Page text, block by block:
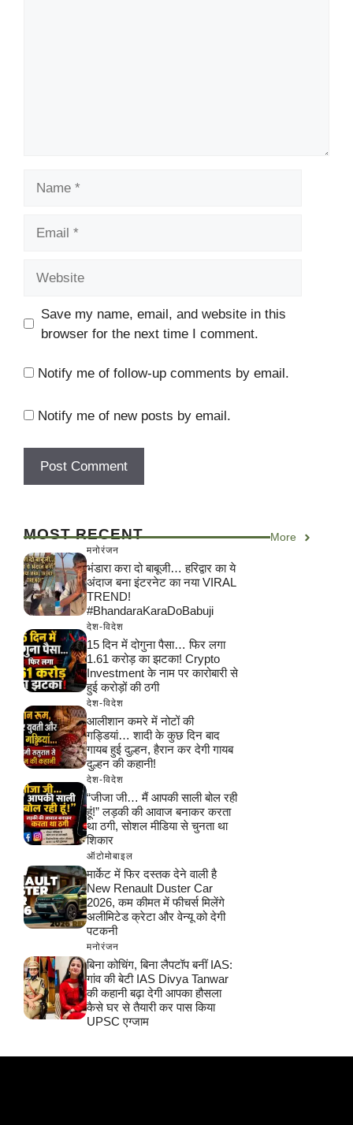
Save my name, email, and website in this
browser for the next time I comment.
Notify me of follow-up comments by email.
Notify me of new posts by email.
MOST RECENT More
मनोरंजन
भंडारा करा दो बाबूजी… हरिद्वार का ये
अंदाज बना इंटरनेट का नया VIRAL
TREND!
#BhandaraKaraDoBabuji
देश-विदेश
15 दिन में दोगुना पैसा… फिर लगा
1.61 करोड़ का झटका! Crypto
Investment के नाम पर कारोबारी से
हुई करोड़ों की ठगी
देश-विदेश
आलीशान कमरे में नोटों की
गड्डियां… शादी के कुछ दिन बाद
गायब हुई दुल्हन, हैरान कर देगी गायब
दुल्हन की कहानी!
देश-विदेश
“जीजा जी… मैं आपकी साली बोल रही
हूं!” लड़की की आवाज बनाकर करता
था ठगी, सोशल मीडिया से चुनता था
शिकार
ऑटोमोबाइल
मार्केट में फिर दस्तक देने वाली है
New Renault Duster Car
2026, कम कीमत में फीचर्स मिलेंगे
अलीमिटेड क्रेटा और वेन्यू को देगी
पटकनी
मनोरंजन
बिना कोचिंग, बिना लैपटॉप बनीं IAS:
गांव की बेटी IAS Divya Tanwar
की कहानी बढ़ा देगी आपका हौसला
कैसे घर से तैयारी कर पास किया
UPSC एग्जाम